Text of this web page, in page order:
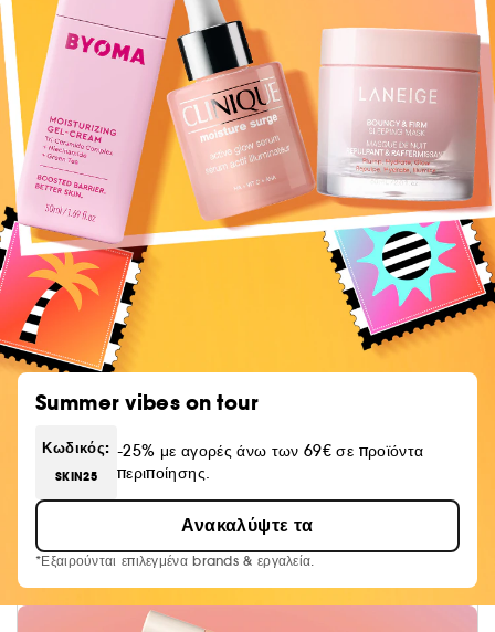
Summer vibes on tour
Κωδικός:
SKIN25
-25% με αγορές άνω των 69€ σε προϊόντα
περιποίησης.
Ανακαλύψτε τα
*Εξαιρούνται επιλεγμένα brands & εργαλεία.